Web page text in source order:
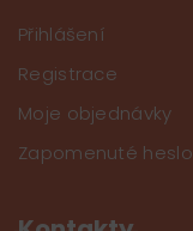
Přihlášení
Registrace
Moje objednávky
Zapomenuté heslo